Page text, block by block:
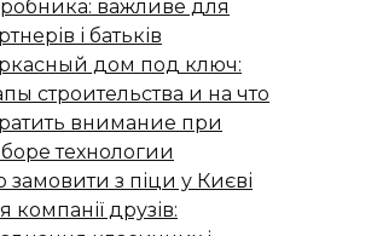
важливе для
і батьків
дом под ключ:
строительства и на что
внимание при
технологии
замовити з піци у Києві
компанії друзів: